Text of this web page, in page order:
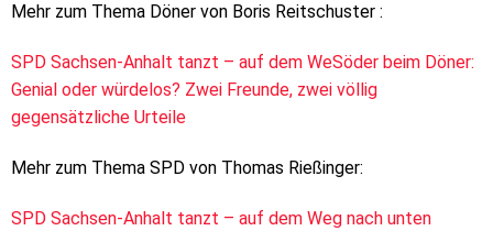
Mehr zum Thema Döner von Boris Reitschuster :
SPD Sachsen-Anhalt tanzt – auf dem WeSöder beim Döner:
Genial oder würdelos? Zwei Freunde, zwei völlig
gegensätzliche Urteile
Mehr zum Thema SPD von Thomas Rießinger:
SPD Sachsen-Anhalt tanzt – auf dem Weg nach unten